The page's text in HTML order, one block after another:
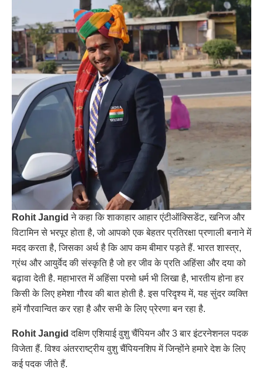
Rohit Jangid ने कहा कि शाकाहार आहार एंटीऑक्सिडेंट, खनिज और
विटामिन से भरपूर होता है, जो आपको एक बेहतर प्रतिरक्षा प्रणाली बनाने में
मदद करता है, जिसका अर्थ है कि आप कम बीमार पड़ते हैं. भारत शास्त्र,
ग्रंथ और आयुर्वेद की संस्कृति है जो हर जीव के प्रति अहिंसा और दया को
बढ़ावा देती है. महाभारत में अहिंसा परमो धर्म भी लिखा है, भारतीय होना हर
किसी के लिए हमेशा गौरव की बात होती है. इस परिदृश्य में, यह सुंदर व्यक्ति
हमें गौरवान्वित कर रहा है और सभी के लिए प्रेरणा बन रहा है.
Rohit Jangid दक्षिण एशियाई वुशु चैंपियन और 3 बार इंटरनेशनल पदक
विजेता हैं. विश्व अंतरराष्ट्रीय वुशु चैंपियनशिप में जिन्होंने हमारे देश के लिए
कई पदक जीते हैं.